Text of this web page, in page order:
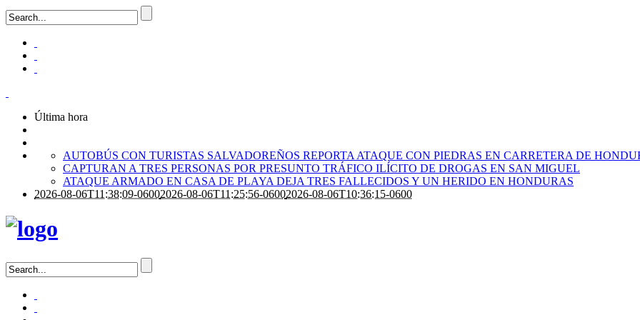
Última hora
AUTOBÚS CON TURISTAS SALVADOREÑOS REPORTA ATAQUE CON PIEDRAS EN CARRETERA DE
CAPTURAN A TRES PERSONAS POR PRESUNTO TRÁFICO ILÍCITO DE DROGAS EN SAN MIGUEL
ATAQUE ARMADO EN CASA DE PLAYA DEJA TRES FALLECIDOS Y UN HERIDO EN HONDURAS
2026-08-06T11:38:09-06002026-08-06T11:25:56-06002026-08-06T10:36:15-0600